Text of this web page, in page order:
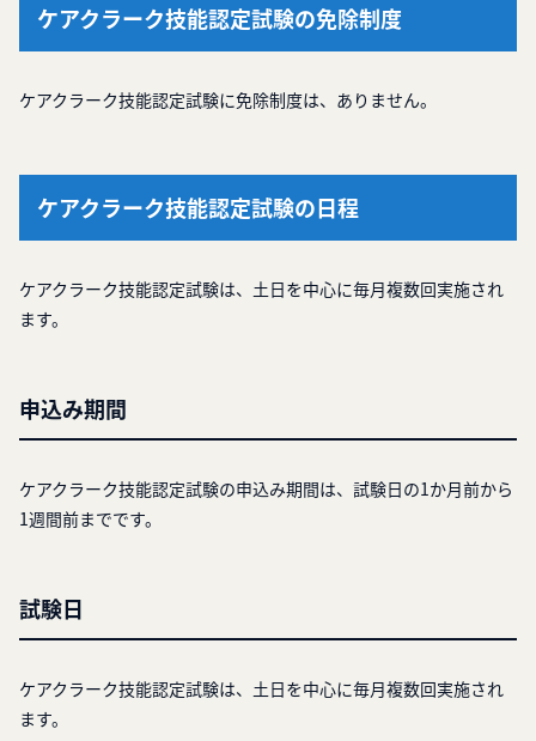
ケアクラーク技能認定試験の免除制度
ケアクラーク技能認定試験に免除制度は、ありません。
ケアクラーク技能認定試験の日程
ケアクラーク技能認定試験は、土日を中心に毎月複数回実施され
ます。
申込み期間
ケアクラーク技能認定試験の申込み期間は、試験日の1か月前から
1週間前までです。
試験日
ケアクラーク技能認定試験は、土日を中心に毎月複数回実施され
ます。